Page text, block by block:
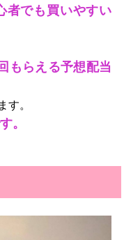
者でも買いやすい
もらえる予想配当
す。
。